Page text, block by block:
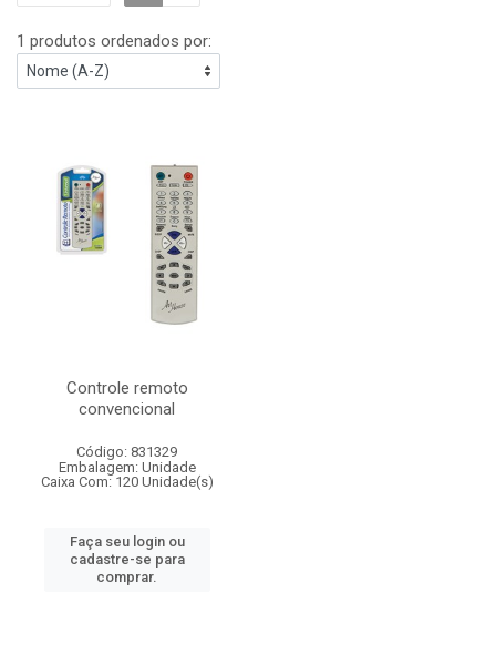
1 produtos ordenados por:
Controle remoto
convencional
Código: 831329
Embalagem: Unidade
Caixa Com: 120 Unidade(s)
Faça seu login ou
cadastre-se para
comprar.